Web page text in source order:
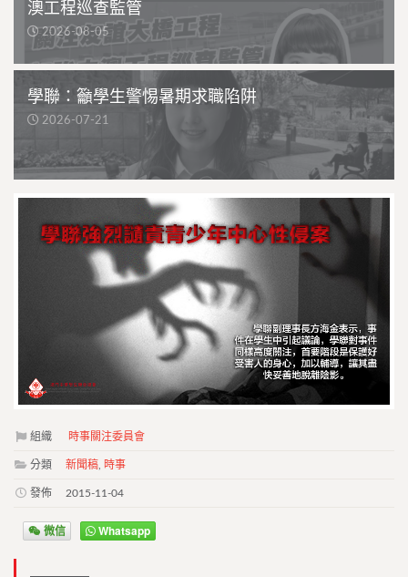
澳工程巡查監管
2026-08-05
學聯：籲學生警惕暑期求職陷阱
2026-07-21
組織 時事關注委員會
分類 新聞稿 時事
發佈 2015-11-04
微信 Whatsapp